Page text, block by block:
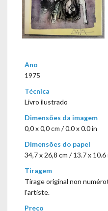
Ano
1975
Técnica
Livro ilustrado
Dimensões da imagem
0,0 x 0,0 cm / 0.0 x 0.0 in
Dimensões do papel
34,7 x 26,8 cm / 13.7 x 10.6
Tiragem
Tirage original non
l'artiste.
Preço